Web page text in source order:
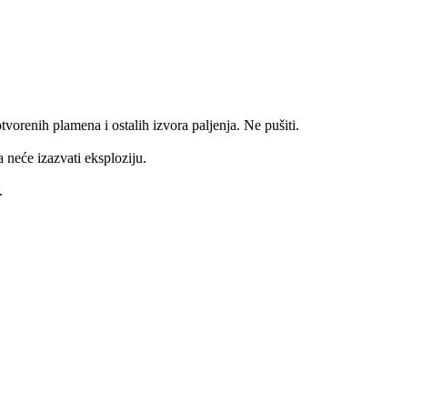
plamena i ostalih izvora paljenja. Ne pušiti.
izazvati eksploziju.